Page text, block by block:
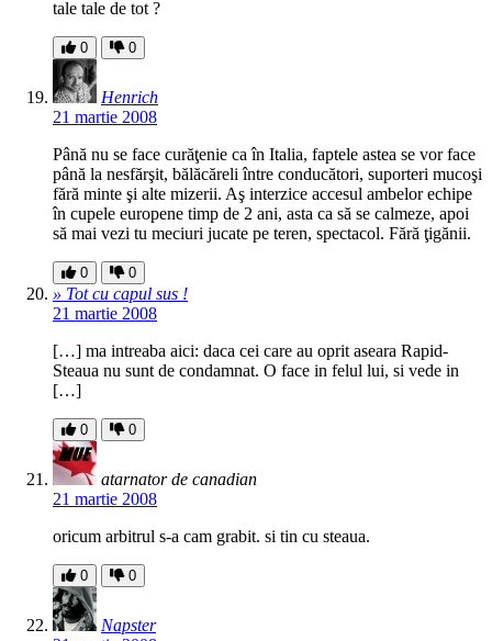
tale tale de tot ?
0 0
Henrich
21 martie 2008
Până nu se face curăţenie ca în Italia, faptele astea se vor face
până la nesfărşit, bălăcăreli între conducători, suporteri mucoşi
fără minte şi alte mizerii. Aş interzice accesul ambelor echipe
în cupele europene timp de 2 ani, asta ca să se calmeze, apoi
să mai vezi tu meciuri jucate pe teren, spectacol. Fără ţigănii.
0 0
» Tot cu capul sus !
21 martie 2008
[…] ma intreaba aici: daca cei care au oprit aseara Rapid-
Steaua nu sunt de condamnat. O face in felul lui, si vede in
[…]
0 0
atarnator de canadian
21 martie 2008
oricum arbitrul s-a cam grabit. si tin cu steaua.
0 0
Napster